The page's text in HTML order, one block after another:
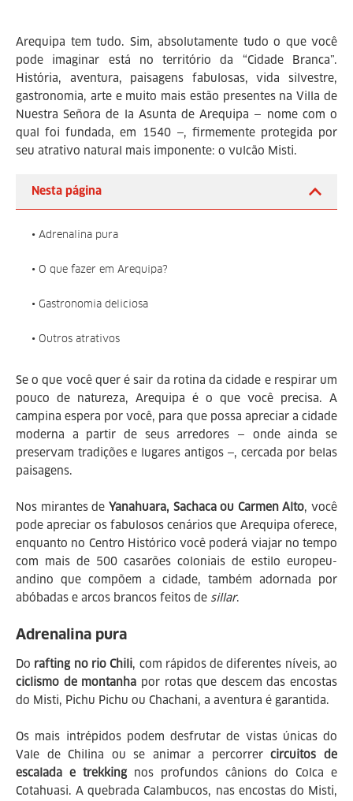
Arequipa tem tudo. Sim, absolutamente tudo o que você
pode imaginar está no território da “Cidade Branca”.
História, aventura, paisagens fabulosas, vida silvestre,
gastronomia, arte e muito mais estão presentes na Villa de
Nuestra Señora de la Asunta de Arequipa — nome com o
qual foi fundada, em 1540 —, firmemente protegida por
seu atrativo natural mais imponente: o vulcão Misti.
Nesta página
• Adrenalina pura
• O que fazer em Arequipa?
• Gastronomia deliciosa
• Outros atrativos
Se o que você quer é sair da rotina da cidade e respirar um
pouco de natureza, Arequipa é o que você precisa. A
campina espera por você, para que possa apreciar a cidade
moderna a partir de seus arredores — onde ainda se
preservam tradições e lugares antigos —, cercada por belas
paisagens.
Nos mirantes de Yanahuara, Sachaca ou Carmen Alto, você
pode apreciar os fabulosos cenários que Arequipa oferece,
enquanto no Centro Histórico você poderá viajar no tempo
com mais de 500 casarões coloniais de estilo europeu-
andino que compõem a cidade, também adornada por
abóbadas e arcos brancos feitos de sillar.
Adrenalina pura
Do rafting no rio Chili, com rápidos de diferentes níveis, ao
ciclismo de montanha por rotas que descem das encostas
do Misti, Pichu Pichu ou Chachani, a aventura é garantida.
Os mais intrépidos podem desfrutar de vistas únicas do
Vale de Chilina ou se animar a percorrercircuitos de
escalada e trekkingnos profundos cânions do Colca e
Cotahuasi. A quebrada Calambucos, nas encostas do Misti,